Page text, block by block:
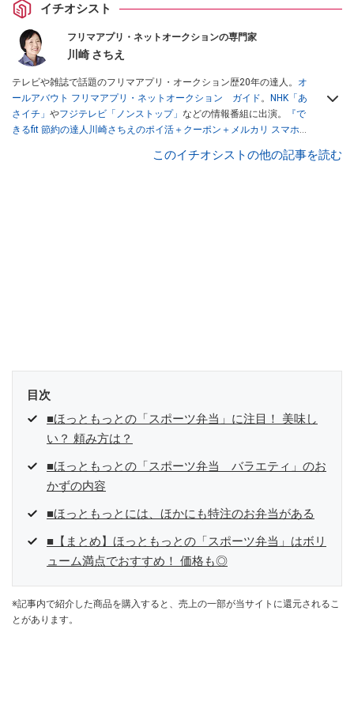
イチオシスト
フリマアプリ・ネットオークションの専門家
川崎 さちえ
テレビや雑誌で話題のフリマアプリ・オークション歴20年の達人。 オ
ールアバウト フリマアプリ・ネットオークション ガイド。
NHK「あ
さイチ」 やフジテレビ「ノンストップ」 などの情報番組に出演。
『で
きるfit 節約の達人川崎さちえのポイ活＋クーポン＋メルカリ スマホで
スマホ1つでスキマ時間に効率的に稼ぐ！』（翔泳社刊） ほか著書多
このイチオシストの他の記事を読む
目次
■ほっともっとの「スポーツ弁当」に注目！ 美味し
い？ 頼み方は？
■ほっともっとの「スポーツ弁当 バラエティ」のお
かずの内容
■ほっともっとには、ほかにも特注のお弁当がある
■【まとめ】ほっともっとの「スポーツ弁当」はボリ
ューム満点でおすすめ！ 価格も◎
※記事内で紹介した商品を購入すると、売上の一部が当サイトに還元されるこ
とがあります。